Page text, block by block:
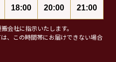
18:00
20:00
21:00
会社に指示いたします。
、この時間帯にお届けできない場合